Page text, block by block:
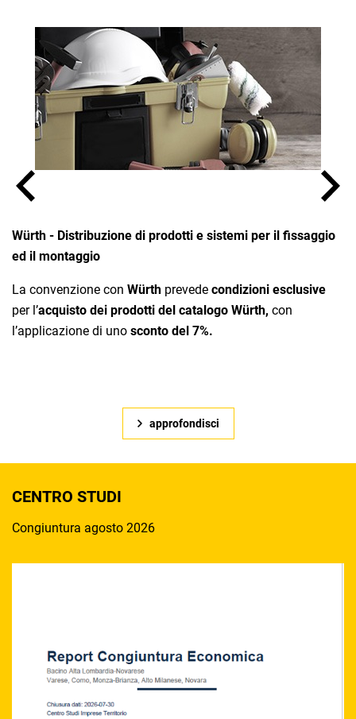
Würth - Distribuzione di prodotti e sistemi per il fissaggio
ed il montaggio
La convenzione con Würth prevede condizioni esclusive
per l’acquisto dei prodotti del catalogo Würth, con
l’applicazione di uno sconto del 7%.
approfondisci
CENTRO STUDI
Congiuntura agosto 2026